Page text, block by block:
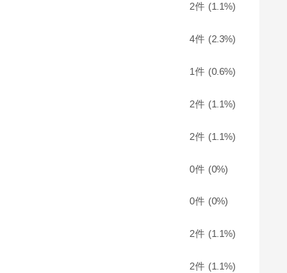
2 1.1
4 2.3
1 0.6
2 1.1
2 1.1
0 0
0 0
2 1.1
2 1.1